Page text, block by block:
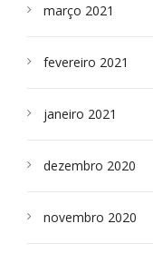
março 2021
fevereiro 2021
janeiro 2021
dezembro 2020
novembro 2020